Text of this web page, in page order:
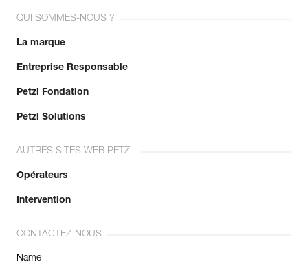
QUI SOMMES-NOUS ?
La marque
Entreprise Responsable
Petzl Fondation
Petzl Solutions
AUTRES SITES WEB PETZL
Opérateurs
Intervention
CONTACTEZ-NOUS
Name